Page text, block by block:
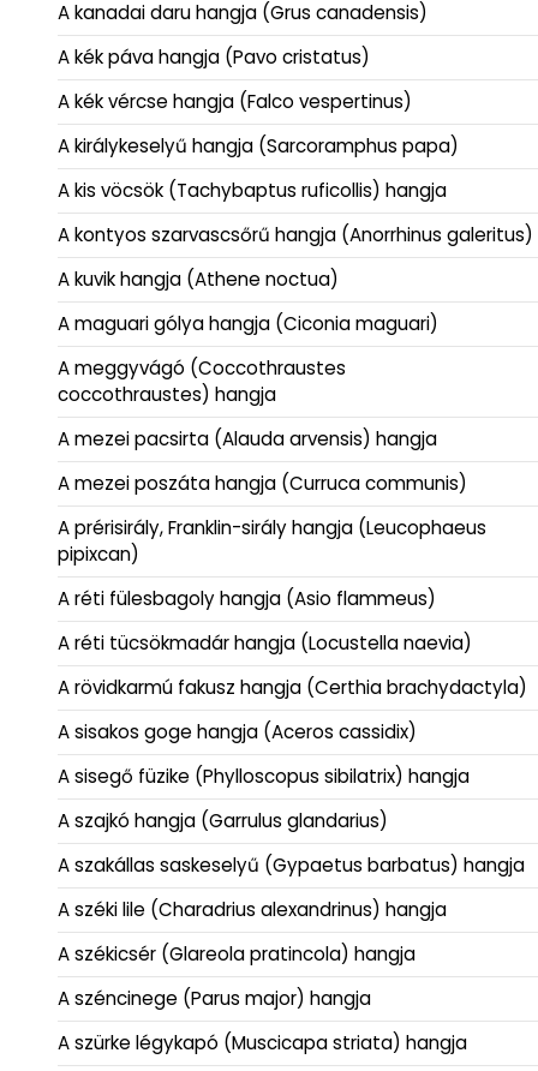
A kanadai daru hangja (Grus canadensis)
A kék páva hangja (Pavo cristatus)
A kék vércse hangja (Falco vespertinus)
A királykeselyű hangja (Sarcoramphus papa)
A kis vöcsök (Tachybaptus ruficollis) hangja
A kontyos szarvascsőrű hangja (Anorrhinus galeritus)
A kuvik hangja (Athene noctua)
A maguari gólya hangja (Ciconia maguari)
A meggyvágó (Coccothraustes
coccothraustes) hangja
A mezei pacsirta (Alauda arvensis) hangja
A mezei poszáta hangja (Curruca communis)
A prérisirály, Franklin-sirály hangja (Leucophaeus
pipixcan)
A réti fülesbagoly hangja (Asio flammeus)
A réti tücsökmadár hangja (Locustella naevia)
A rövidkarmú fakusz hangja (Certhia brachydactyla)
A sisakos goge hangja (Aceros cassidix)
A sisegő füzike (Phylloscopus sibilatrix) hangja
A szajkó hangja (Garrulus glandarius)
A szakállas saskeselyű (Gypaetus barbatus) hangja
A széki lile (Charadrius alexandrinus) hangja
A székicsér (Glareola pratincola) hangja
A széncinege (Parus major) hangja
A szürke légykapó (Muscicapa striata) hangja